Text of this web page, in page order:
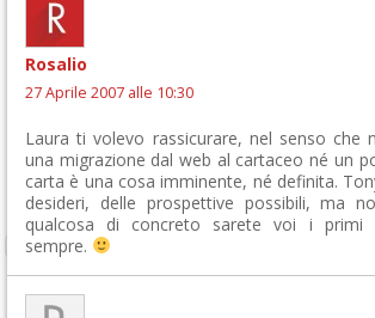
Rosalio
27 Aprile 2007 alle 10:30
Laura ti volevo rassicurare, nel senso che
una migrazione dal web al cartaceo né un
carta è una cosa imminente, né definita.
desideri, delle prospettive possibili, ma
qualcosa di concreto sarete voi i primi
sempre.